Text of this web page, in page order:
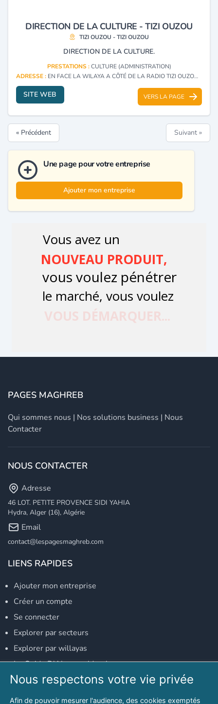
DIRECTION DE LA CULTURE - TIZI OUZOU
TIZI OUZOU - TIZI OUZOU
DIRECTION DE LA CULTURE.
PRESTATIONS :CULTURE (ADMINISTRATION)
ADRESSE : EN FACE LA WILAYA A CÔTÉ DE LA RADIO TIZI OUZOU - TIZI OUZOU
SITE WEB VERS LA PAGE
« Précédent Suivant »
Une page pour votre entreprise
Ajouter mon entreprise
PAGES MAGHREB
Qui sommes nous | Nos solutions business | Nous
Contacter
NOUS CONTACTER
Adresse
46 LOT. PETITE PROVENCE SIDI YAHIA
Hydra, Alger (16), Algérie
Email
contact@lespagesmaghreb.com
LIENS RAPIDES
Ajouter mon entreprise
Créer un compte
Se connecter
Explorer par secteurs
Explorer par willayas
Le Guide D'Alger, guide-alger.com
NOS RÉSEAUX SOCIAUX
Nous respectons votre vie privée
Afin de pouvoir mesurer l'audience, des cookies exemptés